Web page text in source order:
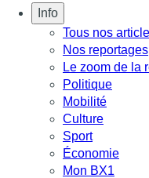
Info
Tous nos
Nos reportages
Le zoom de la
Politique
Mobilité
Culture
Sport
Économie
Mon BX1